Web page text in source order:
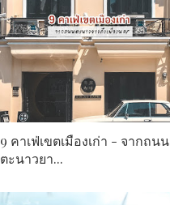
9 คาเฟ่เขตเมืองเก่า - จากถนน
ตะนาวยา...